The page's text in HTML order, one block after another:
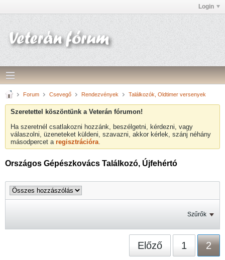
Login
Forum Csevegő Rendezvények Találkozók, Oldtimer versenyek
Szeretettel köszöntünk a Veterán fórumon!
Ha szeretnél csatlakozni hozzánk, beszélgetni, kérdezni, vagy
válaszolni, üzeneteket küldeni, szavazni, akkor kérlek, szánj néhány
másodpercet a regisztrációra.
Országos Gépészkovács Találkozó, Újfehértó
Szűrők
Előző 1 2